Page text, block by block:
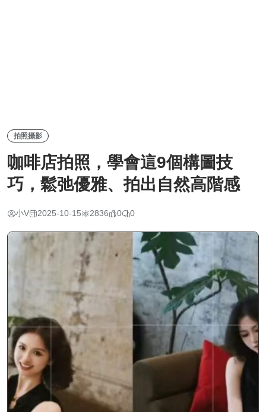
拍照攝影
咖啡店拍照，學會這9個構圖技
巧，鬆弛優雅、拍出自然高階感
小V 2025-10-15 2836 0 0